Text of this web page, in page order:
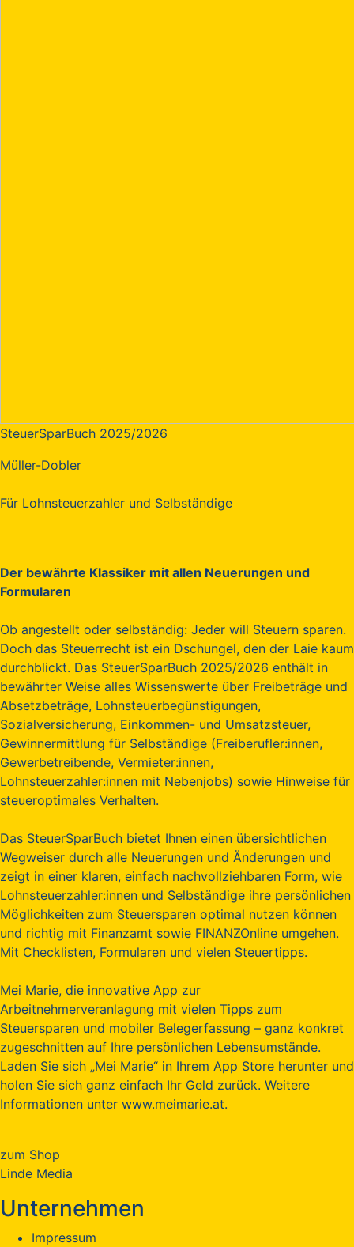
SteuerSparBuch 2025/2026
Müller-Dobler
Für Lohnsteuerzahler und Selbständige
Der bewährte Klassiker mit allen Neuerungen und
Formularen
Ob angestellt oder selbständig: Jeder will Steuern sparen.
Doch das Steuerrecht ist ein Dschungel, den der Laie kaum
durchblickt. Das SteuerSparBuch 2025/2026 enthält in
bewährter Weise alles Wissenswerte über Freibeträge und
Absetzbeträge, Lohnsteuerbegünstigungen,
Sozialversicherung, Einkommen- und Umsatzsteuer,
Gewinnermittlung für Selbständige (Freiberufler:innen,
Gewerbetreibende, Vermieter:innen,
Lohnsteuerzahler:innen mit Nebenjobs) sowie Hinweise für
steueroptimales Verhalten.
Das SteuerSparBuch bietet Ihnen einen übersichtlichen
Wegweiser durch alle Neuerungen und Änderungen und
zeigt in einer klaren, einfach nachvollziehbaren Form, wie
Lohnsteuerzahler:innen und Selbständige ihre persönlichen
Möglichkeiten zum Steuersparen optimal nutzen können
und richtig mit Finanzamt sowie FINANZOnline umgehen.
Mit Checklisten, Formularen und vielen Steuertipps.
Mei Marie, die innovative App zur
Arbeitnehmerveranlagung mit vielen Tipps zum
Steuersparen und mobiler Belegerfassung – ganz konkret
zugeschnitten auf Ihre persönlichen Lebensumstände.
Laden Sie sich „Mei Marie“ in Ihrem App Store herunter und
holen Sie sich ganz einfach Ihr Geld zurück. Weitere
Informationen unter www.meimarie.at.
zum Shop
Linde Media
Unternehmen
Impressum